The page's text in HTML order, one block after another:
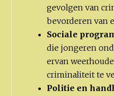
gevolgen van
bevorderen van
Sociale
die jongeren
ervan
criminaliteit te
Politie en